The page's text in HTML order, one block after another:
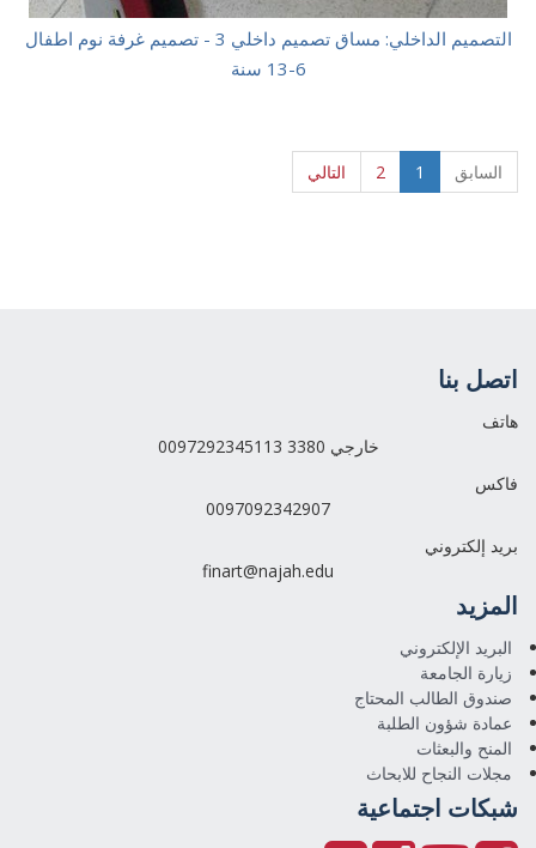
التصميم الداخلي: مساق تصميم داخلي 3 - تصميم غرفة نوم اطفال
6-13 سنة
السابق 1
2 التالي
اتصل بنا
هاتف
0097292345113 خارجي 3380
فاكس
0097092342907
بريد إلكتروني
finart@najah.edu
المزيد
البريد الإلكتروني
زيارة الجامعة
صندوق الطالب المحتاج
عمادة شؤون الطلبة
المنح والبعثات
مجلات النجاح للابحاث
شبكات اجتماعية